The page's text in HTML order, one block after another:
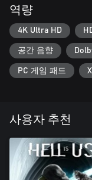
전설의 괴물들과의 대결
고대의 힘으로 괴물
혀내세요. 위버의 마
남부의 다양한 지역
을 다시 직조하세요.
남부 고딕의 섬뜩한
은 정교한 비주얼 스
직접 체험하세요.
역량
4K Ultra HD
공간 음향
PC 게임 패드
사용자 추천